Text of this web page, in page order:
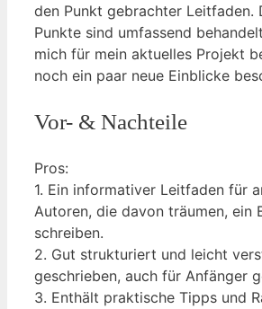
den Punkt gebrachter Leitfaden.
Punkte sind umfassend
mich für mein aktuelles Projekt
noch ein paar neue Einblicke
Vor- & Nachteile
Pros:
1. Ein informativer Leitfaden für
Autoren, die davon träumen, ein
schreiben.
2. Gut strukturiert und leicht
geschrieben, auch für Anfänger
3. Enthält praktische Tipps und